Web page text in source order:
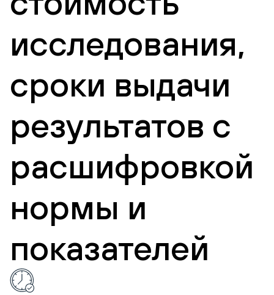
исследования,
сроки выдачи
результатов с
расшифровкой
нормы и
показателей